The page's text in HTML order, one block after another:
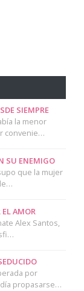
SIEMPRE
la menor
convenie…
SU ENEMIGO
que la mujer
AMOR
Alex Santos,
por
propasarse…